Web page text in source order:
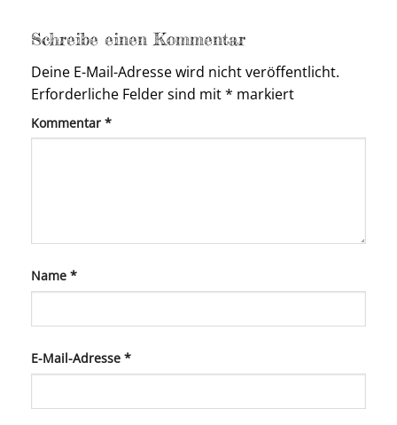
Schreibe einen Kommentar
Deine E-Mail-Adresse wird nicht veröffentlicht.
Erforderliche Felder sind mit* markiert
Kommentar *
Name *
E-Mail-Adresse *